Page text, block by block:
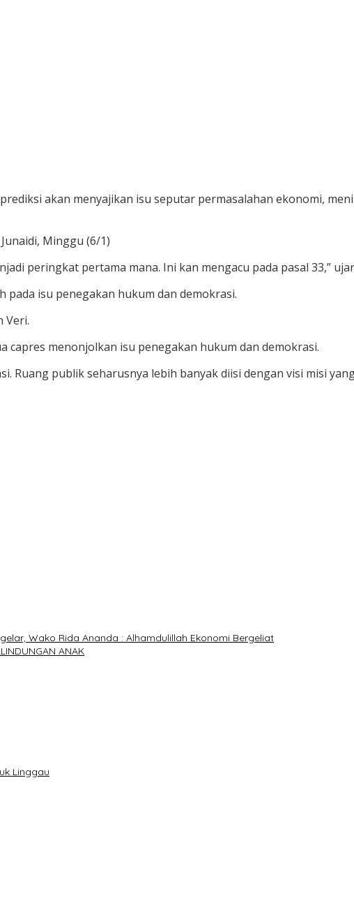
akan menyajikan isu seputar permasalahan ekonomi,
Minggu (6/1)
peringkat pertama mana. Ini kan mengacu pada pasal 33,”
pada isu penegakan hukum dan demokrasi.
Veri.
capres menonjolkan isu penegakan hukum dan demokrasi.
Ruang publik seharusnya lebih banyak diisi dengan visi misi
Wako Rida Ananda : Alhamdulillah Ekonomi Bergeliat
ANAK
Linggau